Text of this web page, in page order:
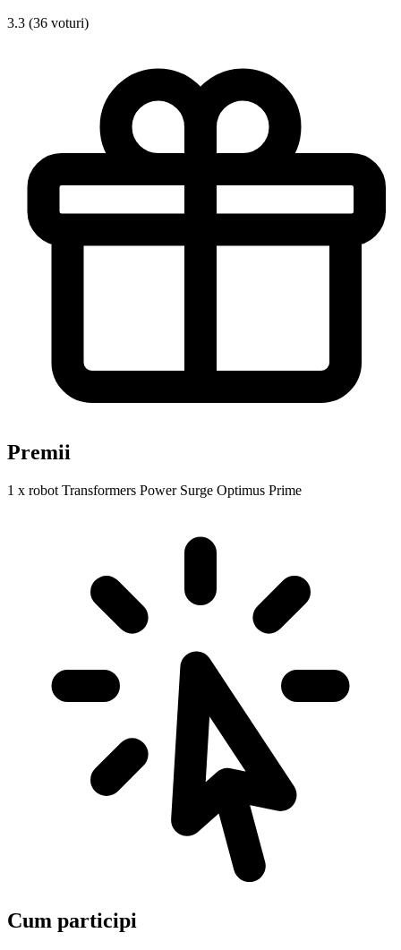
3.3 (36 voturi)
Premii
1 x robot Transformers Power Surge Optimus Prime
Cum participi